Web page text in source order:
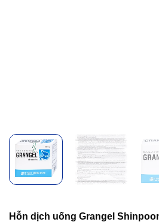
Hỗn dịch uống Grangel